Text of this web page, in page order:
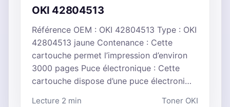
OKI 42804513
Référence OEM : OKI 42804513 Type : OKI
42804513 jaune Contenance : Cette
cartouche permet l’impression d’environ
3000 pages Puce électronique : Cette
cartouche dispose d’une puce électroni…
Lecture 2 min Toner OKI